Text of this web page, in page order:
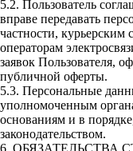
5.2. Пользователь
вправе передавать
частности, курьерским
операторам
заявок Пользователя,
публичной оферты.
5.3. Персональные
уполномоченным
основаниям и в
законодательством.
6. ОБЯЗАТЕЛЬСТВА